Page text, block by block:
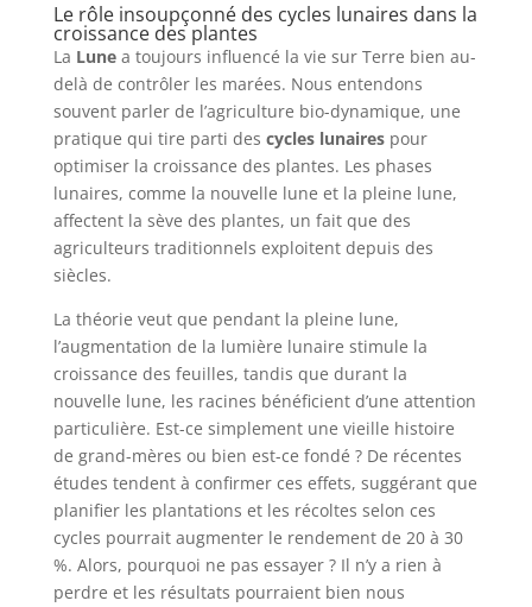
Le rôle insoupçonné des cycles lunaires dans la
croissance des plantes
La Lunea toujours influencé la vie sur Terre bien au-
delà de contrôler les marées. Nous entendons
souvent parler de l’agriculture bio-dynamique, une
pratique qui tire parti des cycles lunairespour
optimiser la croissance des plantes. Les phases
lunaires, comme la nouvelle lune et la pleine lune,
affectent la sève des plantes, un fait que des
agriculteurs traditionnels exploitent depuis des
siècles.
La théorie veut que pendant la pleine lune,
l’augmentation de la lumière lunaire stimule la
croissance des feuilles, tandis que durant la
nouvelle lune, les racines bénéficient d’une attention
particulière. Est-ce simplement une vieille histoire
de grand-mères ou bien est-ce fondé ? De récentes
études tendent à confirmer ces effets, suggérant que
planifier les plantations et les récoltes selon ces
cycles pourrait augmenter le rendement de 20 à 30
%. Alors, pourquoi ne pas essayer ? Il n’y a rien à
perdre et les résultats pourraient bien nous